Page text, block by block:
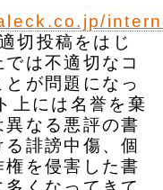
切投稿をはじ
は不適切なコ
が問題になっ
上には名誉を棄
なる悪評の書
誹謗中傷、個
権を侵害した書